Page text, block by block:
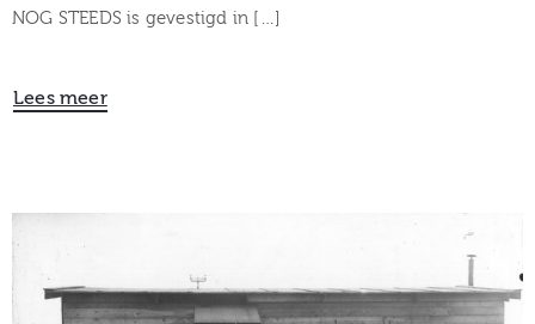
NOG STEEDS is gevestigd in […]
Lees meer